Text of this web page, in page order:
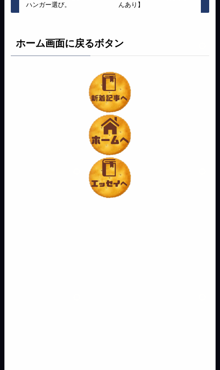
ハンガー選び。
んあり】
ホーム画面に戻るボタン